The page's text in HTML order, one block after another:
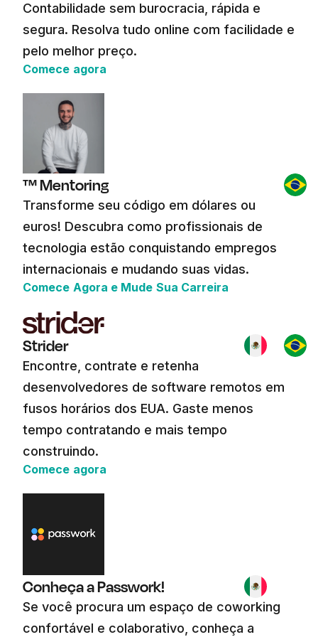
Contabilidade sem burocracia, rápida e
segura. Resolva tudo online com facilidade e
pelo melhor preço.
Comece agora
™ Mentoring
Transforme seu código em dólares ou
euros! Descubra como profissionais de
tecnologia estão conquistando empregos
internacionais e mudando suas vidas.
Comece Agora e Mude Sua Carreira
Strider
Encontre, contrate e retenha
desenvolvedores de software remotos em
fusos horários dos EUA. Gaste menos
tempo contratando e mais tempo
construindo.
Comece agora
Conheça a Passwork!
Se você procura um espaço de coworking
confortável e colaborativo, conheça a